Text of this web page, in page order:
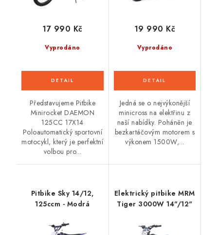
Vyprodáno
17 990 Kč
Představujeme Pitbike
Minirocket DAEMON
125CC 17X14
Poloautomatický sportovní
motocykl, který je perfektní
volbou pro...
Vyprodáno
19 990 Kč
Jedná se o nejvýkonější
minicross na elektřinu z
naší nabídky. Poháněn je
bezkartáčovým motorem s
výkonem 1500W,...
Pitbike Sky 14/12,
125ccm - Modrá
Elektrický pitbike MRM
Tiger 3000W 14"/12"